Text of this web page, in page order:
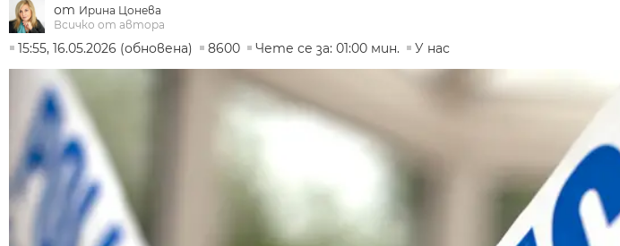
от Ирина Цонева
Всичко от автора
15:55, 16.05.2026 (обновена)
8600 Чете се за: 01:00 мин. У нас